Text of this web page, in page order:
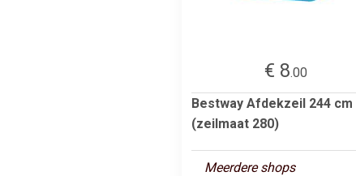
€ 8.00
Bestway Afdekzeil 244 cm
(zeilmaat 280)
Meerdere shops